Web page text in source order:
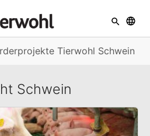
Tierwohl Schwein
Schwein